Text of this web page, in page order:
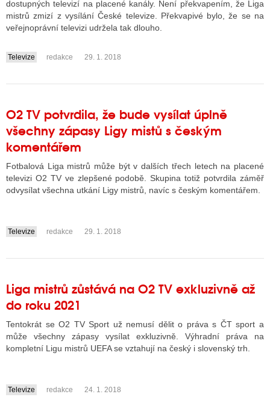
dostupných televizí na placené kanály. Není překvapením, že Liga
mistrů zmizí z vysílání České televize. Překvapivé bylo, že se na
veřejnoprávní televizi udržela tak dlouho.
....
Televize redakce 29. 1. 2018
O2 TV potvrdila, že bude vysílat úplně
všechny zápasy Ligy mistů s českým
komentářem
Fotbalová Liga mistrů může být v dalších třech letech na placené
televizi O2 TV ve zlepšené podobě. Skupina totiž potvrdila záměř
odvysílat všechna utkání Ligy mistrů, navíc s českým komentářem.
....
Televize redakce 29. 1. 2018
Liga mistrů zůstává na O2 TV exkluzivně až
do roku 2021
Tentokrát se O2 TV Sport už nemusí dělit o práva s ČT sport a
může všechny zápasy vysílat exkluzivně. Výhradní práva na
kompletní Ligu mistrů UEFA se vztahují na český i slovenský trh.
....
Televize redakce 24. 1. 2018